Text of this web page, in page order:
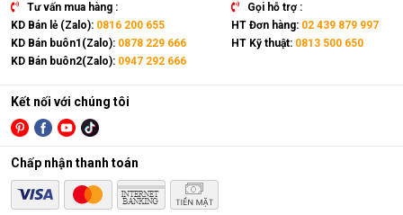
hoạt tính...) giúp loại bỏ bụi bẩn, cặn, rong rêu, mùi hôi,
clo dư…
Màng lọc RO: Là trái tim của máy. Màng RO có khe lọc
nước tinh khiết đi qua, giữ lại hầu hết các vi khuẩn, virus,
kim loại nặng, chất hóa học…
khoáng, lõi hydrogen, lõi nano bạc… để bổ sung khoáng,
cân bằng pH, khử mùi, làm mềm nước, hoặc chống tái
nhiễm khuẩn.
Tư vấn mua hàng :
KD Bán lẻ (Zalo): 0816 200 655
KD Bán buôn1(Zalo): 0878 229 666
KD Bán buôn2(Zalo): 0947 292 666
Gọi hỗ trợ :
HT Đơn hàng: 02 439 879 997
HT Kỹ thuật: 0813 500 650
Kết nối với chúng tôi
Chấp nhận thanh toán